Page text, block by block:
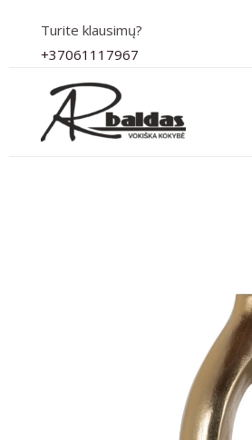
turinio
Turite klausimų?
+37061117967